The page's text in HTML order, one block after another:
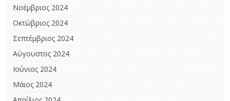
Νοέμβριος 2024
Οκτώβριος 2024
Σεπτέμβριος 2024
Αύγουστος 2024
Ιούνιος 2024
Μάιος 2024